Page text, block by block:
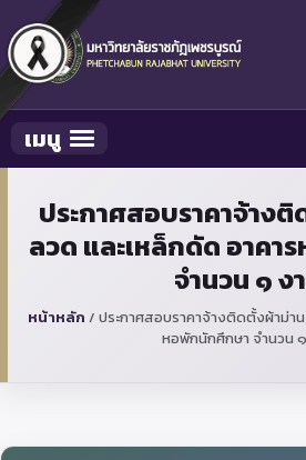
Toggle navigation
เมนู
ประกาศสอบราคาจ้าง
ลวด และเหล็กดัด อาค
จำนวน ๑ ง
หน้าหลัก / ประกาศสอบราคาจ้างติดตั้งผ้าม่า
หอพักนักศึกษา จำนวน